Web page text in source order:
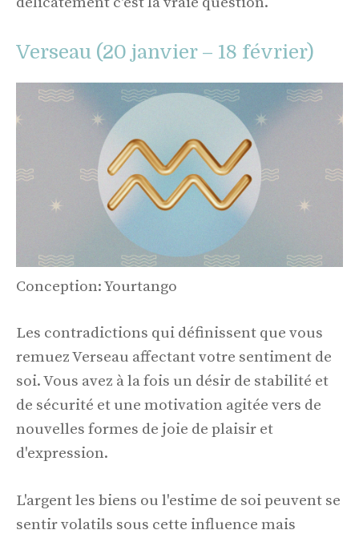
Verseau (20 janvier – 18 février)
Conception: Yourtango
Les contradictions qui définissent que vous
remuez Verseau affectant votre sentiment de
soi. Vous avez à la fois un désir de stabilité et
de sécurité et une motivation agitée vers de
nouvelles formes de joie de plaisir et
d'expression.
L'argent les biens ou l'estime de soi peuvent se
sentir volatils sous cette influence mais